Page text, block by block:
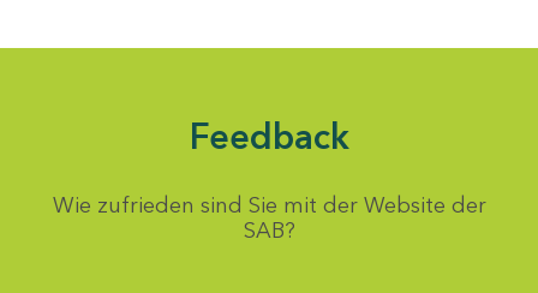
Feedback
Wie zufrieden sind Sie mit der Website der
SAB?